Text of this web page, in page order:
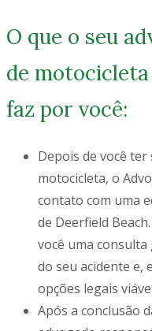
O que o seu
de
faz por você:
Depois de você
motocicleta, o
contato com uma
de Deerfield
você uma
do seu acidente e,
opções legais
Após a conclusão